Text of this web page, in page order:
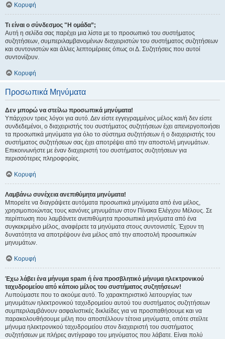
Κορυφή
Τι είναι ο σύνδεσμος "Η ομάδα”;
Αυτή η σελίδα σας παρέχει μια λίστα με το προσωπικό του συστήματος
συζητήσεων, συμπεριλαμβανομένων διαχειριστών του συστήματος συζητήσεων
και συντονιστών και άλλες λεπτομέρειες όπως οι Δ. Συζητήσεις που αυτοί
συντονίζουν.
Κορυφή
Προσωπικά Μηνύματα
Δεν μπορώ να στείλω προσωπικά μηνύματα!
Υπάρχουν τρεις λόγοι για αυτό. Δεν είστε εγγεγραμμένος μέλος και/ή δεν είστε
συνδεδεμένοι, ο διαχειριστής του συστήματος συζητήσεων έχει απενεργοποιήσει
τα προσωπικά μηνύματα για όλο το σύστημα συζητήσεων ή ο διαχειριστής του
συστήματος συζητήσεων σας έχει αποτρέψει από την αποστολή μηνυμάτων.
Επικοινωνήστε με έναν διαχειριστή του συστήματος συζητήσεων για
περισσότερες πληροφορίες.
Κορυφή
Λαμβάνω συνέχεια ανεπιθύμητα μηνύματα!
Μπορείτε να διαγράψετε αυτόματα προσωπικά μηνύματα από ένα μέλος,
χρησιμοποιώντας τους κανόνες μηνυμάτων στον Πίνακα Ελέγχου Μέλους. Σε
περίπτωση που λαμβάνετε ανεπιθύμητα προσωπικά μηνύματα από ένα
συγκεκριμένο μέλος, αναφέρετε τα μηνύματα στους συντονιστές. Έχουν τη
δυνατότητα να αποτρέψουν ένα μέλος από την αποστολή προσωπικών
μηνυμάτων.
Κορυφή
Έχω λάβει ένα μήνυμα spam ή ένα προσβλητικό μήνυμα ηλεκτρονικού
ταχυδρομείου από κάποιο μέλος του συστήματος συζητήσεων!
Λυπούμαστε που το ακούμε αυτό. Το χαρακτηριστικό λειτουργίας των
μηνυμάτων ηλεκτρονικού ταχυδρομείου αυτού του συστήματος συζητήσεων
συμπεριλαμβάνουν ασφαλιστικές δικλείδες για να προσπαθήσουμε και να
παρακολουθήσουμε μέλη που αποστέλλουν τέτοια μηνύματα, οπότε στείλτε
μήνυμα ηλεκτρονικού ταχυδρομείου στον διαχειριστή του συστήματος
συζητήσεων με πλήρες αντίγραφο του μηνύματος που λάβατε. Είναι πολύ